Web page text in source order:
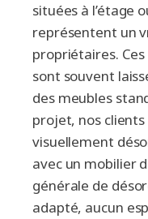
situées à l’étage
représentent un
propriétaires.
sont souvent
des meubles
projet, nos
visuellement
avec un mobilier
générale de
adapté, aucun